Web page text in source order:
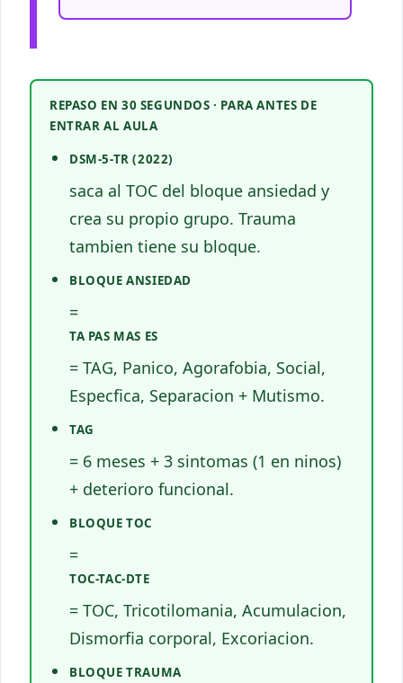
REPASO EN 30 SEGUNDOS · PARA ANTES DE
ENTRAR AL AULA
DSM-5-TR (2022)
saca al TOC del bloque ansiedad y
crea su propio grupo. Trauma
tambien tiene su bloque.
BLOQUE ANSIEDAD
=
TA PAS MAS ES
= TAG, Panico, Agorafobia, Social,
Especfica, Separacion + Mutismo.
TAG
= 6 meses + 3 sintomas (1 en ninos)
+ deterioro funcional.
BLOQUE TOC
=
TOC-TAC-DTE
= TOC, Tricotilomania, Acumulacion,
Dismorfia corporal, Excoriacion.
BLOQUE TRAUMA